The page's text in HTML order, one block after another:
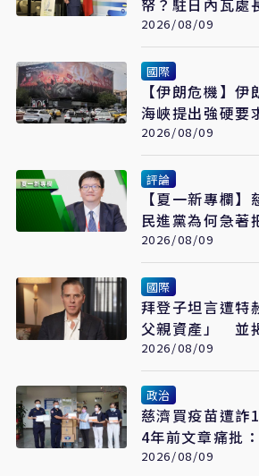
帑？駐日內瓦處
議 外交部啟動
2026/08/09
國際
【伊朗危機】
海峽提出強硬
可及
2026/08/09
評論
【夏一新專欄
民進黨為何急著
2026/08/09
國際
拜登子坦言遭特
父親資產」 並
散至骨骼
2026/08/09
政治
慈濟買疫苗遭
4年前文章痛批
會這樣嗎？
2026/08/09